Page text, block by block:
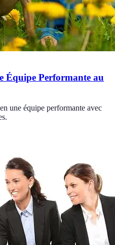
Équipe Performante au
une équipe performante avec